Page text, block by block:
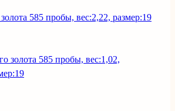
585 пробы, вес:2,22, размер:19